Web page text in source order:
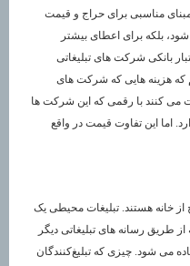
مناسبی برای حراج و قیمت
بلکه برای اعطای بیشتر
بانکی شرکت های تبلیغاتی
که هزینه هایی که شرکت های
می کنند با رقمی که این شرکت ها
اما این تفاوت قیمت در واقع
از خانه هستند. تبلیغات محیطی یک
طریق رسانه های تبلیغاتی دیگر
می شود. چیزی که تبلیغ‌کنندگان